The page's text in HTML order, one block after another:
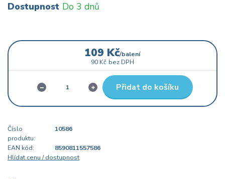
Dostupnost Do 3 dnů
109 Kč/balení
90 Kč bez DPH
Přidat do košíku
Číslo
produktu:
10586
EAN kód:
8590811557586
Hlídat cenu / dostupnost